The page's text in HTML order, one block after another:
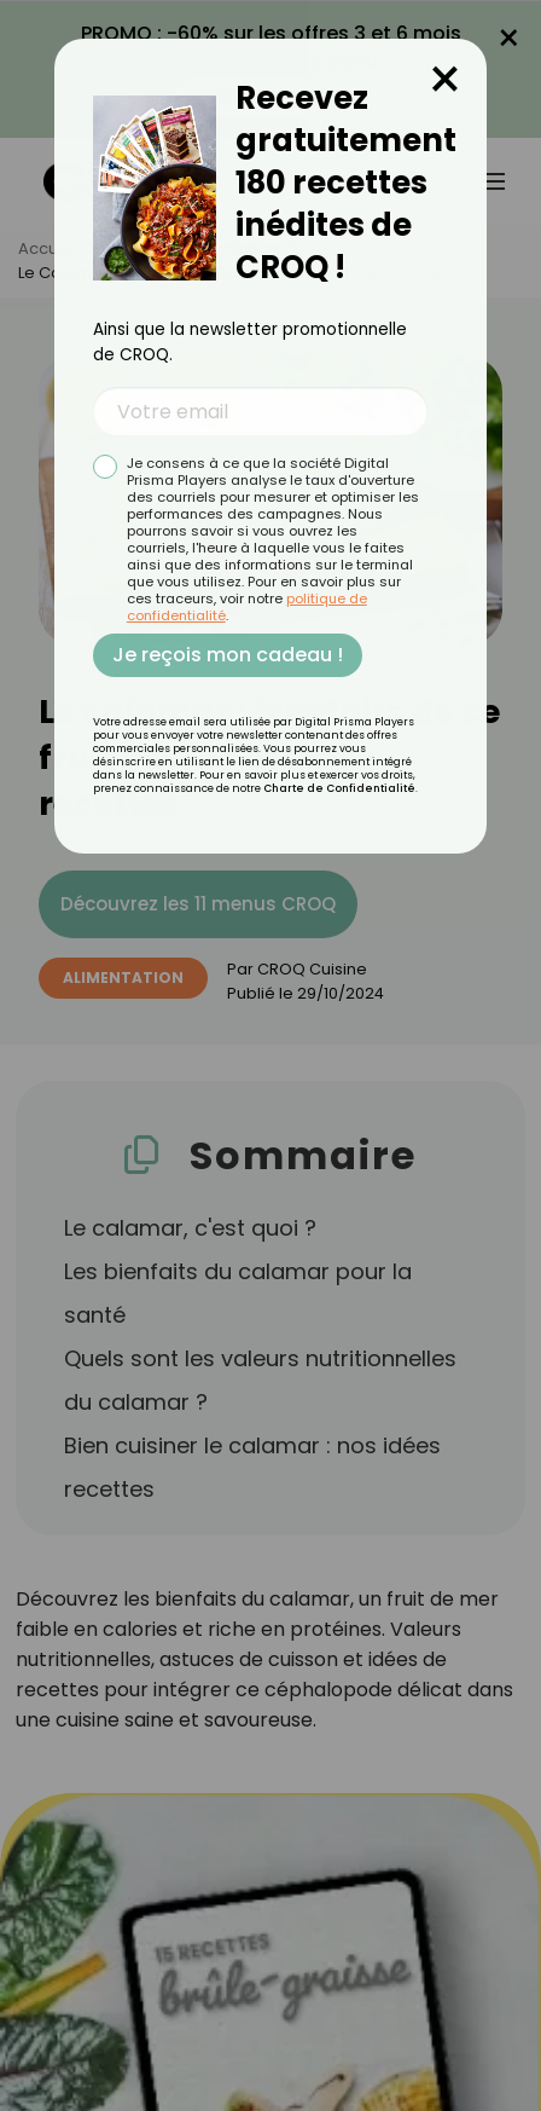
PROMO : -60% sur les offres 3 et 6 mois
VOIR LA PROMO
×
Accueil Actus
Alimentation
Le Calamar : Bienfaits De Ce Fruit De Mer Et Idées Recettes
Le calamar : bienfaits de ce
fruit de mer et idées
recettes
Découvrez les 11 menus CROQ
ALIMENTATION Par CROQ Cuisine
Publié le 29/10/2024
Sommaire
Le calamar, c'est quoi ?
Les bienfaits du calamar pour la
santé
Quels sont les valeurs nutritionnelles
du calamar ?
Bien cuisiner le calamar : nos idées
recettes
Découvrez les bienfaits du calamar, un fruit de mer
faible en calories et riche en protéines. Valeurs
nutritionnelles, astuces de cuisson et idées de
recettes pour intégrer ce céphalopode délicat dans
une cuisine saine et savoureuse.
Recevez
gratuitement
180 recettes
inédites de
CROQ !
×
Ainsi que la newsletter promotionnelle
de CROQ.
Je consens à ce que la société Digital
Prisma Players analyse le taux d'ouverture
des courriels pour mesurer et optimiser les
performances des campagnes. Nous
pourrons savoir si vous ouvrez les
courriels, l'heure à laquelle vous le faites
ainsi que des informations sur le terminal
que vous utilisez. Pour en savoir plus sur
ces traceurs, voir notre politique de
confidentialité.
Je reçois mon cadeau !
Votre adresse email sera utilisée par Digital Prisma Players
pour vous envoyer votre newsletter contenant des offres
commerciales personnalisées. Vous pourrez vous
désinscrire en utilisant le lien de désabonnement intégré
dans la newsletter. Pour en savoir plus et exercer vos droits,
prenez connaissance de notre Charte de Confidentialité.